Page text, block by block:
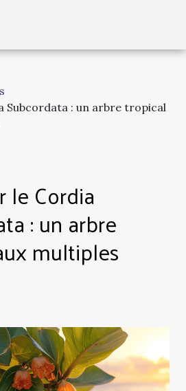
Subcordata : un arbre tropical
le Cordia
: un arbre
multiples